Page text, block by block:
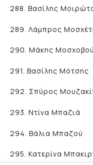
288. Βασίλης
289. Λάμπρος
290. Μάκης
291. Βασίλης Μότσης
292. Σπύρος
293. Ντίνα Μπαζιά
294. Βάλια Μπαζού
295. Κατερίνα